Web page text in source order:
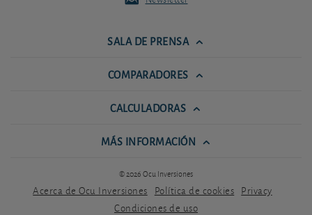
SALA DE PRENSA
COMPARADORES
CALCULADORAS
MÁS INFORMACIÓN
© 2026 Ocu Inversiones
Acerca de Ocu Inversiones Política de cookies Privacy
Condiciones de uso